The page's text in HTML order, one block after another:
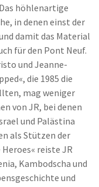
höhlenartige
in denen einst der
damit das Material
für den Pont Neuf.
und Jeanne-
die 1985 die
mag weniger
von JR, bei denen
und Palästina
als Stützen der
reiste JR
Kambodscha und
und